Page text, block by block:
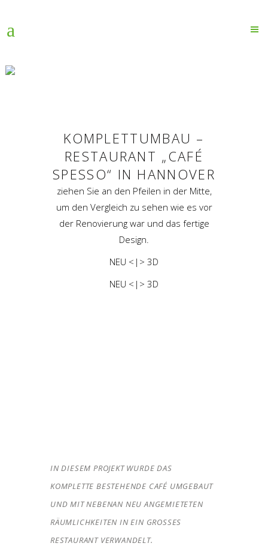
KOMPLETTUMBAU –
RESTAURANT „CAFÉ
SPESSO“ IN HANNOVER
ziehen Sie an den Pfeilen in der Mitte,
um den Vergleich zu sehen wie es vor
der Renovierung war und das fertige
Design.
NEU <|> 3D
NEU <|> 3D
IN DIESEM PROJEKT WURDE DAS
KOMPLETTE BESTEHENDE CAFÉ UMGEBAUT
UND MIT NEBENAN NEU ANGEMIETETEN
RÄUMLICHKEITEN IN EIN GROSSES R
ESTAURANT VERWANDELT.